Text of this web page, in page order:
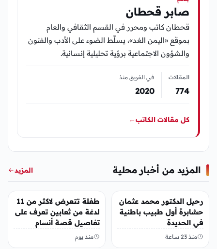
صابر قحطان
قحطان كاتب ومحرر في القسم الثقافي والعام
بموقع «اليمن الغد»، يسلّط الضوء على الأدب والفنون
والشؤون الاجتماعية برؤية تحليلية إنسانية.
المقالات
774
في الفريق منذ
2020
كل مقالات الكاتب←
المزيد من أخبار محلية المزيد
رحيل الدكتور محمد عثمان
حشابرة أول طبيب باطنية
في الحديدة
منذ 23 ساعة
أخبار محلية
طفلة تتعرض لاكثر من 11
لدغة من ثعابين تعرف على
تفاصيل قصة أنسام
العريقي
منذ يوم